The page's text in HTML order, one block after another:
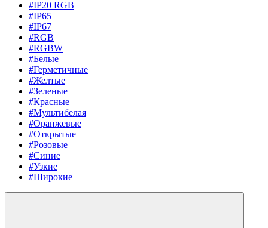
#IP20 RGB
#IP65
#IP67
#RGB
#RGBW
#Белые
#Герметичные
#Желтые
#Зеленые
#Красные
#Мультибелая
#Оранжевые
#Открытые
#Розовые
#Синие
#Узкие
#Широкие